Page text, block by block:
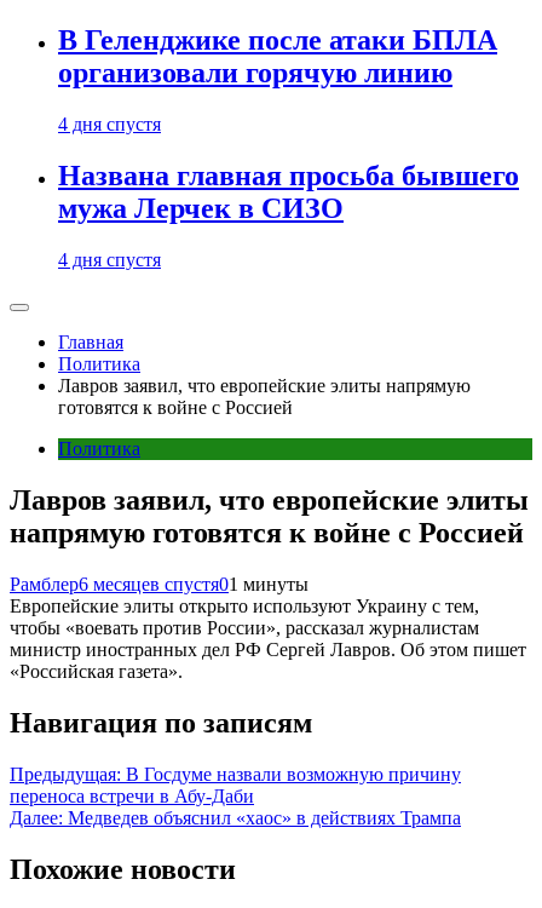
В Геленджике после атаки БПЛА
организовали горячую линию
4 дня спустя
Названа главная просьба бывшего
мужа Лерчек в СИЗО
4 дня спустя
Главная
Политика
Лавров заявил, что европейские элиты напрямую
готовятся к войне с Россией
Политика
Лавров заявил, что европейские элиты
напрямую готовятся к войне с Россией
Рамблер6 месяцев спустя01 минуты
Европейские элиты открыто используют Украину с тем,
чтобы «воевать против России», рассказал журналистам
министр иностранных дел РФ Сергей Лавров. Об этом пишет
«Российская газета».
Навигация по записям
Предыдущая: В Госдуме назвали возможную причину
переноса встречи в Абу-Даби
Далее: Медведев объяснил «хаос» в действиях Трампа
Похожие новости